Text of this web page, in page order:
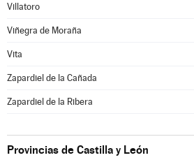
Villatoro
Viñegra de Moraña
Vita
Zapardiel de la Cañada
Zapardiel de la Ribera
Provincias de Castilla y León